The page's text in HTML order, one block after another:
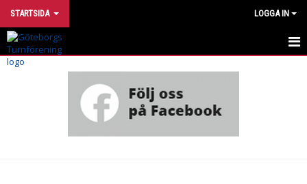
STARTSIDA LOGGA IN
INTRESSEANMÄLAN
UTVECKLINGSMODELL